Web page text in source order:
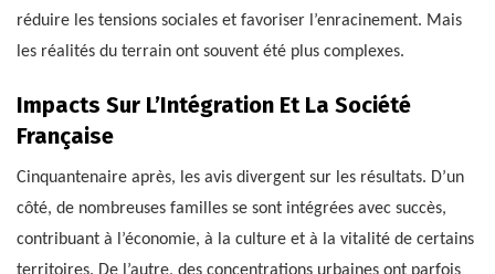
réduire les tensions sociales et favoriser l’enracinement. Mais
les réalités du terrain ont souvent été plus complexes.
Impacts Sur L’Intégration Et La Société
Française
Cinquantenaire après, les avis divergent sur les résultats. D’un
côté, de nombreuses familles se sont intégrées avec succès,
contribuant à l’économie, à la culture et à la vitalité de certains
territoires. De l’autre, des concentrations urbaines ont parfois